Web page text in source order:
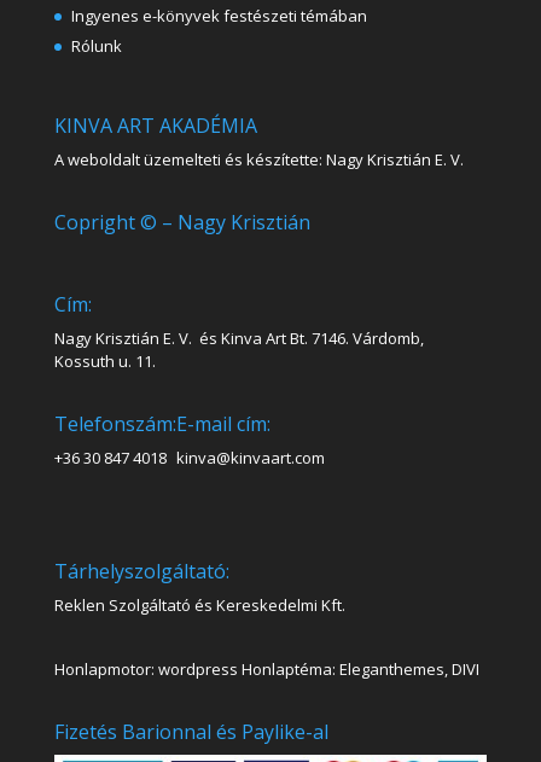
Ingyenes e-könyvek festészeti témában
Rólunk
KINVA ART AKADÉMIA
A weboldalt üzemelteti és készítette: Nagy Krisztián E. V.
Copright © – Nagy Krisztián
Cím:
Nagy Krisztián E. V. és Kinva Art Bt. 7146. Várdomb,
Kossuth u. 11.
Telefonszám:
+36 30 847 4018
E-mail cím:
kinva@kinvaart.com
Tárhelyszolgáltató:
Reklen Szolgáltató és Kereskedelmi Kft.
Honlapmotor: wordpress Honlaptéma: Eleganthemes, DIVI
Fizetés Barionnal és Paylike-al